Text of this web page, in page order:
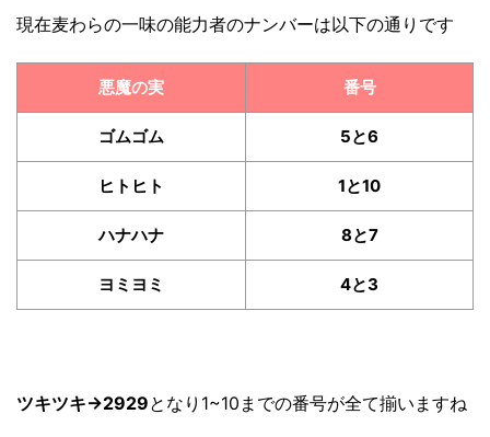
現在麦わらの一味の能力者のナンバーは以下の通りです
悪魔の実 番号
ゴムゴム 5と6
ヒトヒト 1と10
ハナハナ 8と7
ヨミヨミ 4と3
ツキツキ→2929となり1~10までの番号が全て揃いますね